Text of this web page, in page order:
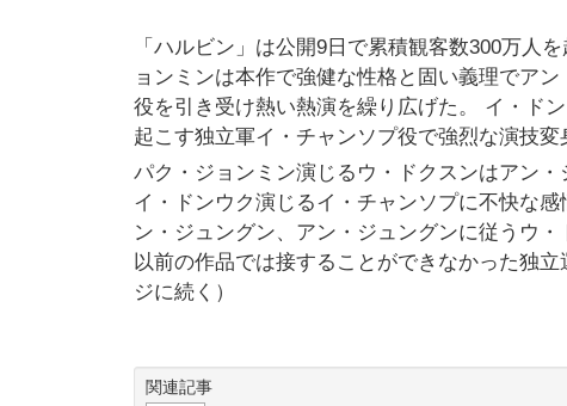
「ハルビン」は公開9日で累積観客数300万人
ョンミンは本作で強健な性格と固い義理でア
役を引き受け熱い熱演を繰り広げた。 イ・ド
起こす独立軍イ・チャンソプ役で強烈な演技変
パク・ジョンミン演じるウ・ドクスンはアン
イ・ドンウク演じるイ・チャンソプに不快な
ン・ジュングン、アン・ジュングンに従うウ
以前の作品では接することができなかった独
ジに続く）
関連記事